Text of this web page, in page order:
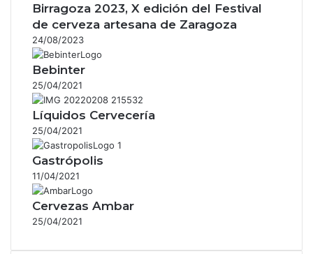
Birragoza 2023, X edición del Festival
de cerveza artesana de Zaragoza
24/08/2023
Bebinter
25/04/2021
Líquidos Cervecería
25/04/2021
Gastrópolis
11/04/2021
Cervezas Ambar
25/04/2021